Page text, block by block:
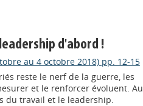
d'abord !
au 4 octobre 2018) pp. 12-15
reste le nerf de la guerre, les
et le renforcer évoluent. Au
du travail et le leadership.